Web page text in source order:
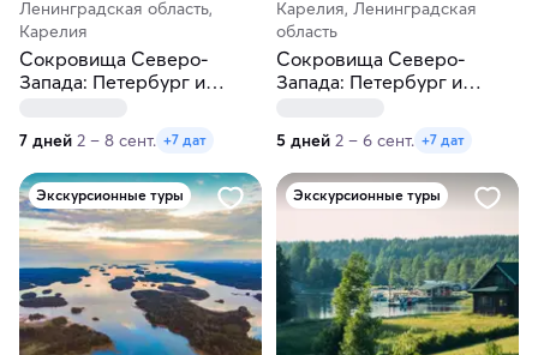
Ленинградская область,
Карелия
Сокровища Северо-
Запада: Петербург и
7 дней 2 – 8 сент. +7 дат
Карелия, Ленинградская
область
Сокровища Северо-
Запада: Петербург и
5 дней 2 – 6 сент. +7 дат
Экскурсионные туры Экскурсионные туры